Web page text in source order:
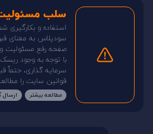
سلب
استفاده و بکارگیری
سودپلاس به معنای
صفحه رفع مسئولیت
با توجه به وجود
سرمایه گذاری، حتماً
قوانین سایت را
مطالعه بیشتر ارسال